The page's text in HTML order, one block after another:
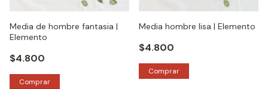
Media de hombre fantasia |
Elemento
$4.800
Comprar
Media hombre lisa | Elemento
$4.800
Comprar